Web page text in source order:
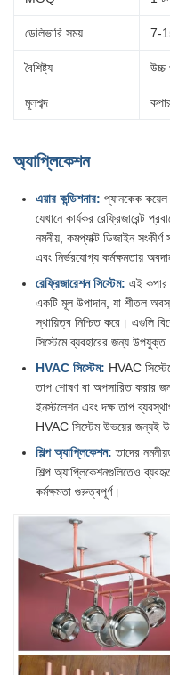
ডেলিভারি সময় 7-
বৈশিষ্ট্য উচ্চ
মূলশব্দ
অ্যাপ্লিকেশন
এয়ার কন্ডিশনার: প্যানকেক কয়েল
যেখানে কার্যকর রেফ্রিজারেন্ট
নমনীয়, কমপ্যাক্ট ডিজাইন
এবং নির্ভরযোগ্য কর্মক্ষমতায়
রেফ্রিজারেশন সিস্টেম: এই কপার
একটি মূল উপাদান, যা শীতল
স্থায়িত্ব নিশ্চিত করে। এগুলি
সিস্টেমে ব্যবহারের জন্য
HVAC সিস্টেম: HVAC
তাপ শোষণ বা অপসারিত করার
ইনস্টলেশন এবং দক্ষ তাপ
HVAC সিস্টেম উভয়ের জন্যই
শিল্প অ্যাপ্লিকেশন: তাদের
শিল্প অ্যাপ্লিকেশনগুলিতেও
কর্মক্ষমতা গুরুত্বপূর্ণ।